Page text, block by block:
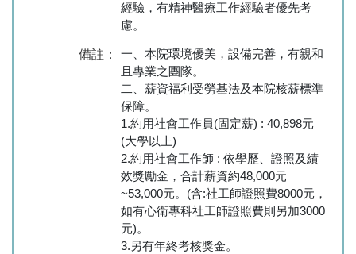
經驗，有精神醫療工作經驗者優先考
慮。
備註：
一、本院環境優美，設備完善，有親和
且專業之團隊。
二、薪資福利受勞基法及本院核薪標準
保障。
1.約用社會工作員(固定薪) : 40,898元
(大學以上)
2.約用社會工作師 : 依學歷、證照及績
效獎勵金，合計薪資約48,000元
~53,000元。(含:社工師證照費8000元，
如有心衛專科社工師證照費則另加3000
元)。
3.另有年終考核獎金。